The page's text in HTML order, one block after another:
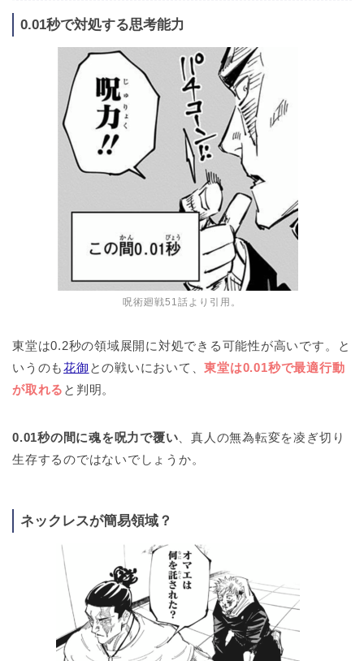
0.01秒で対処する思考能力
呪術廻戦51話より引用。
東堂は0.2秒の領域展開に対処できる可能性が高いです。と
いうのも花御 との戦いにおいて、東堂は0.01秒で最適行動
が取れる と判明。
0.01秒の間に魂を呪力で覆い 、真人の無為転変を凌ぎ切り
生存するのではないでしょうか。
ネックレスが簡易領域？